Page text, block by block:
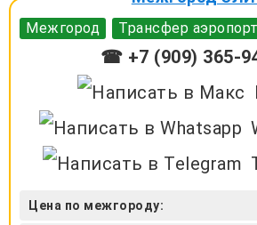
Межгород Трансфер аэропорт
☎ +7 (909) 365-
Цена по межгороду: